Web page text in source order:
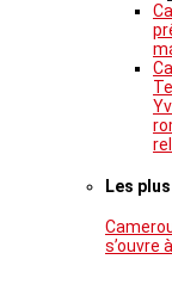
Les
s’ouvre